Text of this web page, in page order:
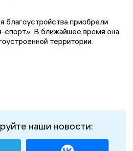
благоустройства приобрели
спорт». В ближайшее время она
территории.
наши новости: